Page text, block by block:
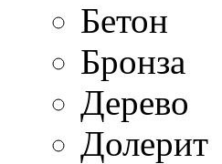
Бетон
Бронза
Дерево
Долерит